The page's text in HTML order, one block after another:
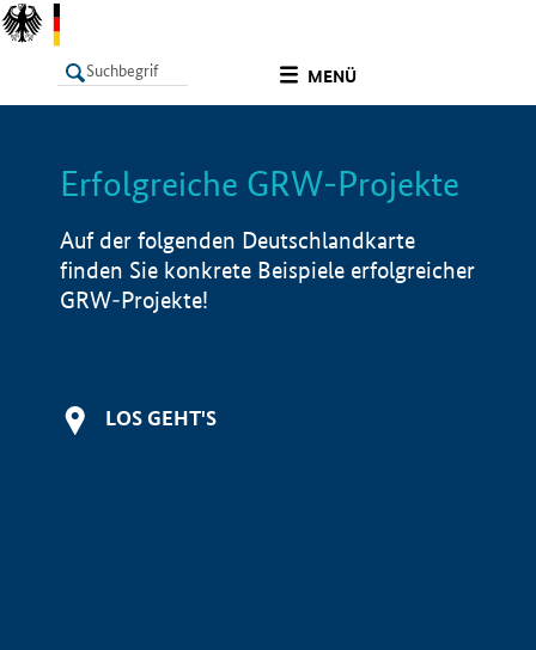
MENÜ
LISTE Info
Erfolgreiche GRW-Projekte
Auf der folgenden Deutschlandkarte
finden Sie konkrete Beispiele erfolgreicher
GRW-Projekte!
LOS GEHT'S